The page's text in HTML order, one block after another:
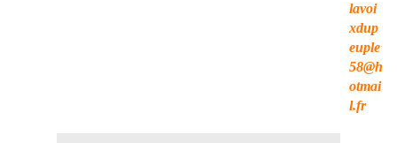
lavoi
xdup
euple
58@h
otmai
l.fr